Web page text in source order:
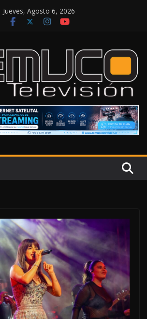
Jueves, Agosto 6, 2026